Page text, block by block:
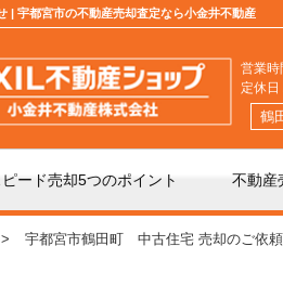
| 宇都宮市の不動産売却査定なら小金井不動産
営業
定休日
鶴
ピード売却5つのポイント 不動産
と「買取」の違い 不動
宇都宮市鶴田町 中古住宅 売却のご依頼